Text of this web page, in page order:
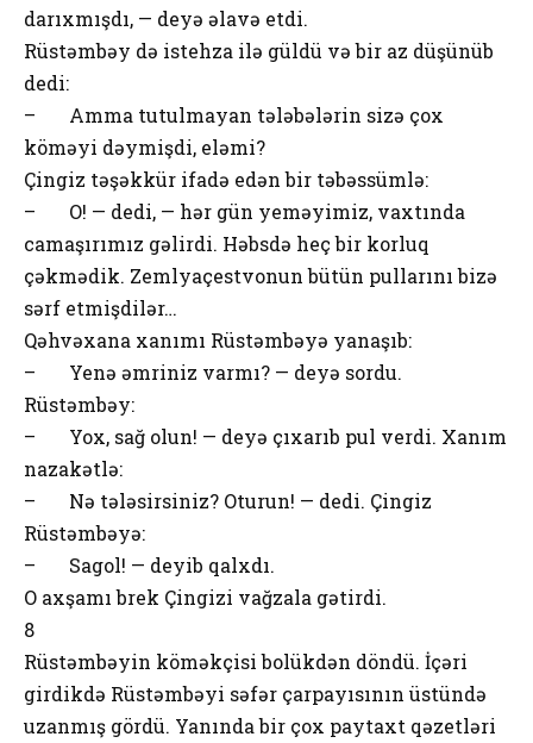
darıxmışdı, — deyə əlavə etdi.
Rüstəmbəy də istehza ilə güldü və bir az düşünüb
dedi:
– Amma tutulmayan tələbələrin sizə çox
köməyi dəymişdi, eləmi?
Çingiz təşəkkür ifadə edən bir təbəssümlə:
– O! — dedi, — hər gün yeməyimiz, vaxtında
camaşırımız gəlirdi. Həbsdə heç bir korluq
çəkmədik. Zemlyaçestvonun bütün pullarını bizə
sərf etmişdilər…
Qəhvəxana xanımı Rüstəmbəyə yanaşıb:
– Yenə əmriniz varmı? — deyə sordu.
Rüstəmbəy:
– Yox, sağ olun! — deyə çıxarıb pul verdi. Xanım
nazakətlə:
– Nə tələsirsiniz? Oturun! — dedi. Çingiz
Rüstəmbəyə:
– Sagol! — deyib qalxdı.
O axşamı brek Çingizi vağzala gətirdi.
8
Rüstəmbəyin köməkçisi bolükdən döndü. İçəri
girdikdə Rüstəmbəyi səfər çarpayısının üstündə
uzanmış gördü. Yanında bir çox paytaxt qəzetləri